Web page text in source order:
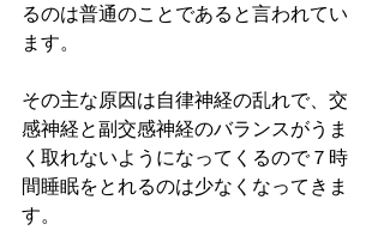
るのは普通のことであると言われてい
ます。
その主な原因は自律神経の乱れで、交
感神経と副交感神経のバランスがうま
く取れないようになってくるので７時
間睡眠をとれるのは少なくなってきま
す。